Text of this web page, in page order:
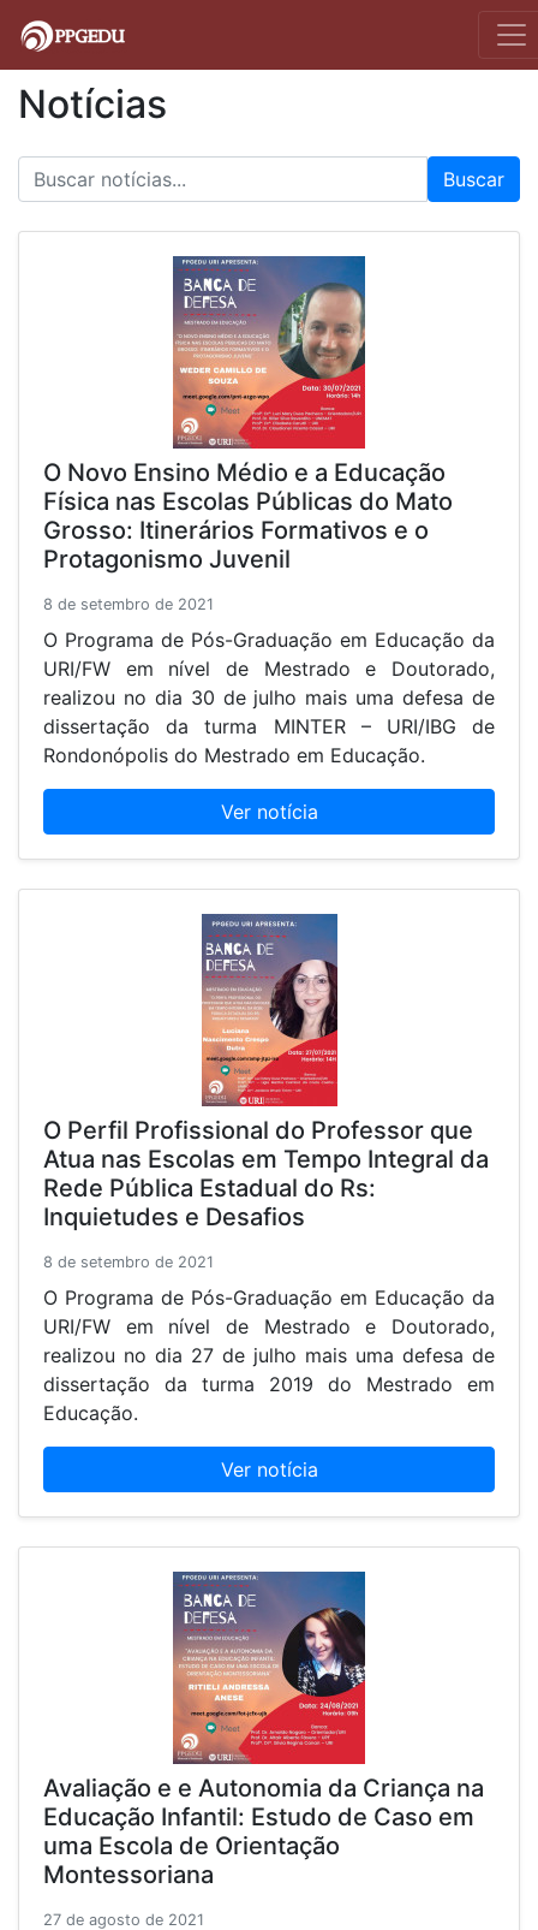
Notícias
Buscar
O Novo Ensino Médio e a Educação
Física nas Escolas Públicas do Mato
Grosso: Itinerários Formativos e o
Protagonismo Juvenil
8 de setembro de 2021
O Programa de Pós-Graduação em Educação da
URI/FW em nível de Mestrado e Doutorado,
realizou no dia 30 de julho mais uma defesa de
dissertação da turma MINTER – URI/IBG de
Rondonópolis do Mestrado em Educação.
Ver notícia
O Perfil Profissional do Professor que
Atua nas Escolas em Tempo Integral da
Rede Pública Estadual do Rs:
Inquietudes e Desafios
8 de setembro de 2021
O Programa de Pós-Graduação em Educação da
URI/FW em nível de Mestrado e Doutorado,
realizou no dia 27 de julho mais uma defesa de
dissertação da turma 2019 do Mestrado em
Educação.
Ver notícia
Avaliação e e Autonomia da Criança na
Educação Infantil: Estudo de Caso em
uma Escola de Orientação
Montessoriana
27 de agosto de 2021